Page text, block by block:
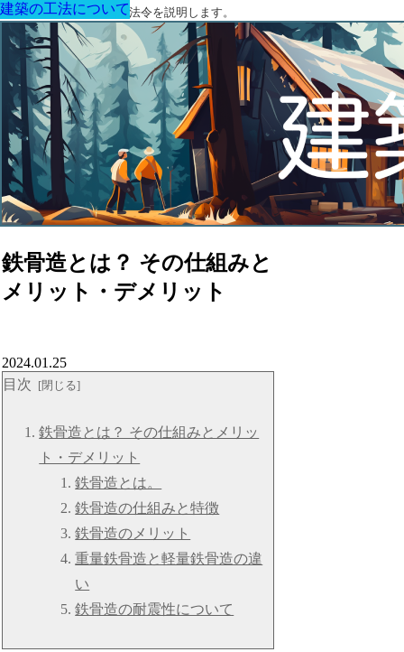
建築に関する用語と関連法令を説明します。
鉄骨造とは？ その仕組みと
メリット・デメリット
建築の工法について
2024.01.25
目次
鉄骨造とは？ その仕組みとメリッ
ト・デメリット
鉄骨造とは。
鉄骨造の仕組みと特徴
鉄骨造のメリット
重量鉄骨造と軽量鉄骨造の違
い
鉄骨造の耐震性について
建築の工法について
建築の工法について
建築の工法について
建築の工法について
建築の工法について
建築の工法について